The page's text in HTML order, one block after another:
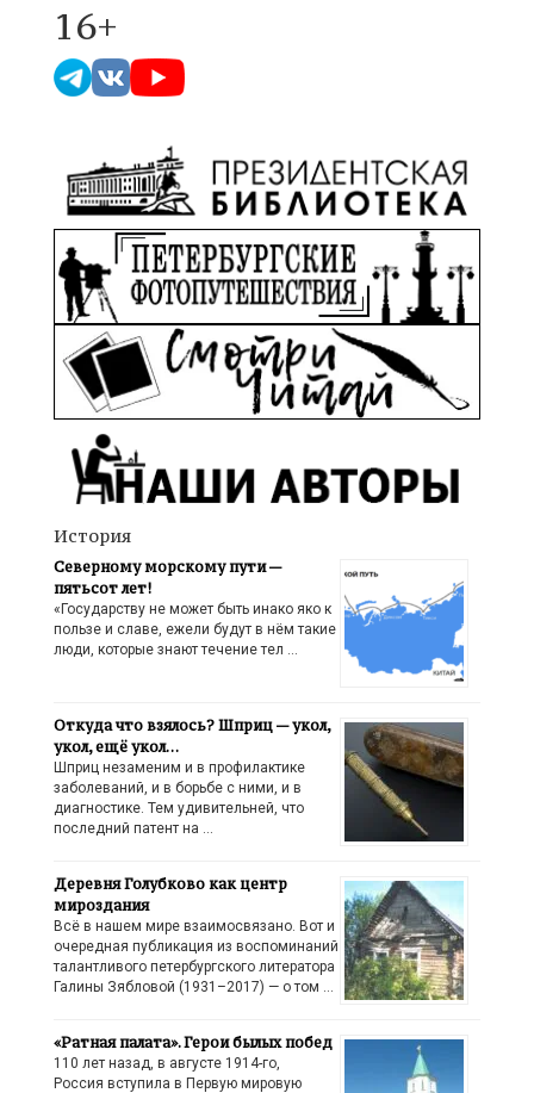
16+
История
Северному морскому пути —
пятьсот лет!
«Государству не может быть инако яко к
пользе и славе, ежели будут в нём такие
люди, которые знают течение тел …
Откуда что взялось? Шприц — укол,
укол, ещё укол…
Шприц незаменим и в профилактике
заболеваний, и в борьбе с ними, и в
диагностике. Тем удивительней, что
последний патент на …
Деревня Голубково как центр
мироздания
Всё в нашем мире взаимосвязано. Вот и
очередная публикация из воспоминаний
талантливого петербургского литератора
Галины Зябловой (1931–2017) — о том …
«Ратная палата». Герои былых побед
110 лет назад, в августе 1914-го,
Россия вступила в Первую мировую